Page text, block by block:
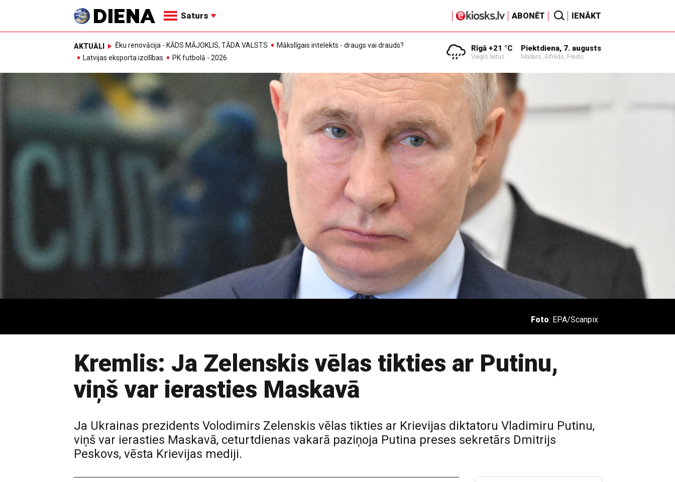
Saturs ABONĒT IENĀKT
AKTUĀLI Ēku renovācija - KĀDS MĀJOKLIS, TĀDA VALSTS
Mākslīgais intelekts - draugs vai drauds?
Latvijas eksporta izcilības
PK futbolā - 2026
Rīgā +21 °C
Viegls lietus
Piektdiena, 7. augusts
Madars, Alfrēds, Fredis
Foto: EPA/Scanpix
Kremlis: Ja Zelenskis vēlas tikties ar Putinu,
viņš var ierasties Maskavā
Ja Ukrainas prezidents Volodimirs Zelenskis vēlas tikties ar Krievijas diktatoru Vladimiru Putinu,
viņš var ierasties Maskavā, ceturtdienas vakarā paziņoja Putina preses sekretārs Dmitrijs
Peskovs, vēsta Krievijas mediji.